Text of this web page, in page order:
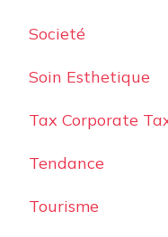
Societé
Soin Esthetique
Tax Corporate
Tendance
Tourisme